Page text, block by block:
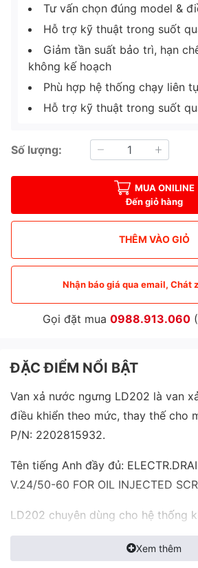
Tư vấn chọn đúng model &
Hỗ trợ kỹ thuật trong suốt
Giảm tần suất bảo trì, hạn
không kế hoạch
Phù hợp hệ thống chạy liên
Hỗ trợ kỹ thuật trong suốt
Số lượng:
MUA ONILINE
Đến giỏ hàng
THÊM VÀO GIỎ
Nhận báo giá qua email, Chát
Gọi đặt mua 0988.913.060
ĐẶC ĐIỂM NỔI BẬT
Van xả nước ngưng LD202 là van
điều khiển theo mức, thay thế cho
P/N: 2202815932.
Tên tiếng Anh đầy đủ:
V.24/50-60 FOR OIL INJECTED
LD202 chuyên dùng cho hệ thống
trục vít phun dầu, được thiết kế để
(nước + dầu) mà không xả kèm khí
Xem thêm